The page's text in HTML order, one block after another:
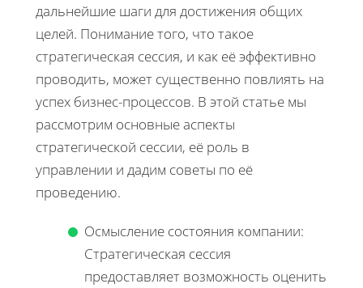
дальнейшие шаги для достижения общих
целей. Понимание того, что такое
стратегическая сессия, и как её эффективно
проводить, может существенно повлиять на
успех бизнес-процессов. В этой статье мы
рассмотрим основные аспекты
стратегической сессии, её роль в
управлении и дадим советы по её
проведению.
Осмысление состояния компании:
Стратегическая сессия
предоставляет возможность оценить